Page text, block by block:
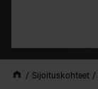
Sijoituskohteet